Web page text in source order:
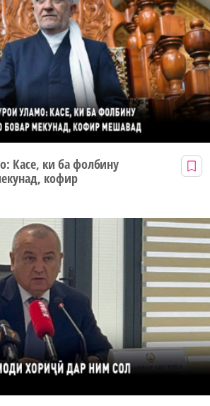
Касе, ки ба фолбину
кофир